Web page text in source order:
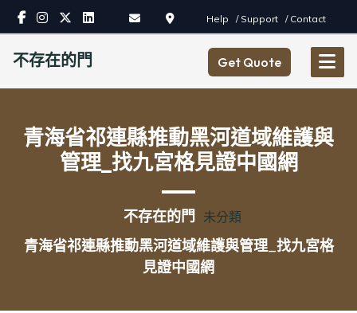
Skip
content
Help / Support / Contact
不存在的門 Get Quote
青海省祁連縣推動黑河道域維護與
管理_找九宮格見證中國網
不存在的門 未分類
青海省祁連縣推動黑河道域維護與管理_找九宮格
見證中國網